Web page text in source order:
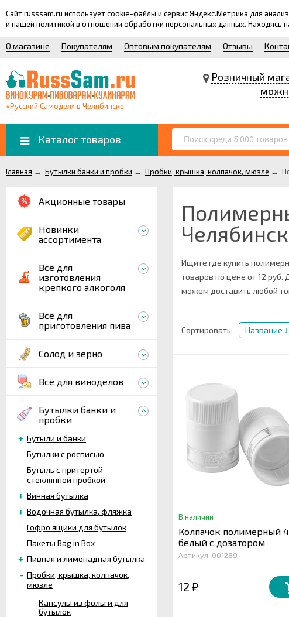
Сайт russsam.ru использует cookie-файлы и сервис Яндекс.Метрика для
и нашей политикой в отношении обработки персональных данных. Находясь
О магазине Покупателям Оптовым покупателям Отзывы
«Русский Самодел» в Челябинске
Розничный
Каталог товаров
Главная → Бутылки банки и пробки → Пробки, крышка, колпачок, мюзле →
Акционные товары
Новинки
ассортимента
Всё для
изготовления
крепкого алкоголя
Всё для
приготовления пива
Солод и зерно
Всё для виноделов
Бутылки банки и
пробки
Бутыли и банки
Бутылки с росписью
Бутыль с притертой
стеклянной пробкой
Винная бутылка
Водочная бутылка, фляжка
Гофро ящики для бутылок
Пакеты Bag in Box
Пивная и лимонадная бутылка
Пробки, крышка, колпачок,
мюзле
Капсулы из фольги для
бутылок
Ищите где купить
товаров по цене от 12 руб.
можем доставить любой
Сортировать: Название
В наличии
Колпачок полимерный
белый с дозатором
Артикул: 001289
12 ₽